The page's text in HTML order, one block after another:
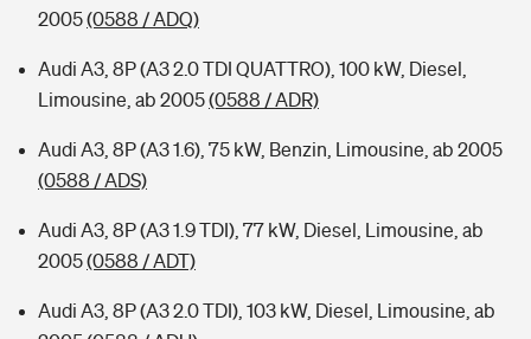
2005(0588 / ADQ)
Audi A3, 8P (A3 2.0 TDI QUATTRO), 100 kW, Diesel,
Limousine, ab 2005(0588 / ADR)
Audi A3, 8P (A3 1.6), 75 kW, Benzin, Limousine, ab 2005
(0588 / ADS)
Audi A3, 8P (A3 1.9 TDI), 77 kW, Diesel, Limousine, ab
2005(0588 / ADT)
Audi A3, 8P (A3 2.0 TDI), 103 kW, Diesel, Limousine, ab